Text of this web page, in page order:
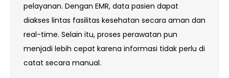
pelayanan. Dengan EMR, data pasien dapat
diakses lintas fasilitas kesehatan secara aman dan
real-time. Selain itu, proses perawatan pun
menjadi lebih cepat karena informasi tidak perlu di
catat secara manual.